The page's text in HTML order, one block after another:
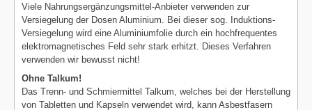
Viele Nahrungsergänzungsmittel-Anbieter verwenden zur
Versiegelung der Dosen Aluminium. Bei dieser sog. Induktions-
Versiegelung wird eine Aluminiumfolie durch ein hochfrequentes
elektromagnetisches Feld sehr stark erhitzt. Dieses Verfahren
verwenden wir bewusst nicht!
Ohne Talkum!
Das Trenn- und Schmiermittel Talkum, welches bei der Herstellung
von Tabletten und Kapseln verwendet wird, kann Asbestfasern